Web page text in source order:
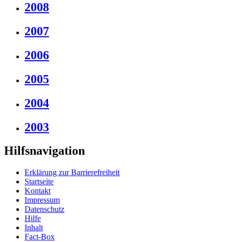
2008
2007
2006
2005
2004
2003
Hilfsnavigation
Erklärung zur Barrierefreiheit
Startseite
Kontakt
Impressum
Datenschutz
Hilfe
Inhalt
Fact-Box